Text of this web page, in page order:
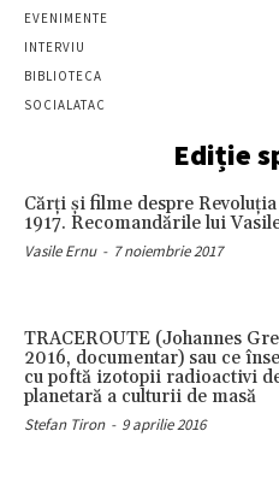
EVENIMENTE
INTERVIU
BIBLIOTECA
SOCIALATAC
Ediție
Cărţi şi filme despre
1917. Recomandările lui
Vasile Ernu - 7 noiembrie 2017
TRACEROUTE (Johannes
2016, documentar) sau ce
cu poftă izotopii radioactivi
planetară a culturii de masă
Stefan Tiron - 9 aprilie 2016